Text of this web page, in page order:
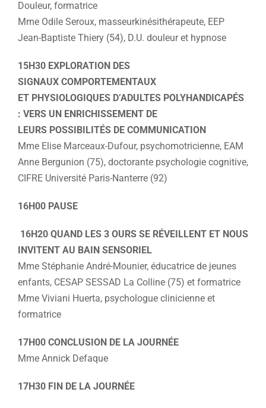
Douleur, formatrice
Mme Odile Seroux, masseurkinésithérapeute, EEP
Jean-Baptiste Thiery (54), D.U. douleur et hypnose
15H30 EXPLORATION DES
SIGNAUX COMPORTEMENTAUX
ET PHYSIOLOGIQUES D’ADULTES POLYHANDICAPÉS
: VERS UN ENRICHISSEMENT DE
LEURS POSSIBILITÉS DE COMMUNICATION
Mme Elise Marceaux-Dufour, psychomotricienne, EAM
Anne Bergunion (75), doctorante psychologie cognitive,
CIFRE Université Paris-Nanterre (92)
16H00 PAUSE
16H20 QUAND LES 3 OURS SE RÉVEILLENT ET NOUS
INVITENT AU BAIN SENSORIEL
Mme Stéphanie André-Mounier, éducatrice de jeunes
enfants, CESAP SESSAD La Colline (75) et formatrice
Mme Viviani Huerta, psychologue clinicienne et
formatrice
17H00 CONCLUSION DE LA JOURNÉE
Mme Annick Defaque
17H30 FIN DE LA JOURNÉE